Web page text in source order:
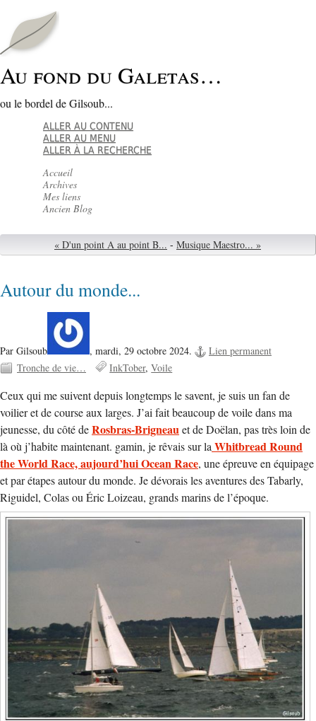
Au fond du Galetas…
ou le bordel de Gilsoub...
ALLER AU CONTENU
ALLER AU MENU
ALLER À LA RECHERCHE
Accueil
Archives
Mes liens
Ancien Blog
« D'un point A au point B... - Musique Maestro... »
Autour du monde...
Par Gilsoub , mardi, 29 octobre 2024.
Lien permanent
Tronche de vie…
InkTober Voile
Ceux qui me suivent depuis longtemps le savent, je suis un fan de
voilier et de course aux larges. J’ai fait beaucoup de voile dans ma
jeunesse, du côté deRosbras-Brigneauet de Doëlan, pas très loin de
là où j’habite maintenant. gamin, je rêvais sur laWhitbread Round
the World Race, aujourd’hui Ocean Race, une épreuve en équipage
et par étapes autour du monde. Je dévorais les aventures des Tabarly,
Riguidel, Colas ou Éric Loizeau, grands marins de l’époque.